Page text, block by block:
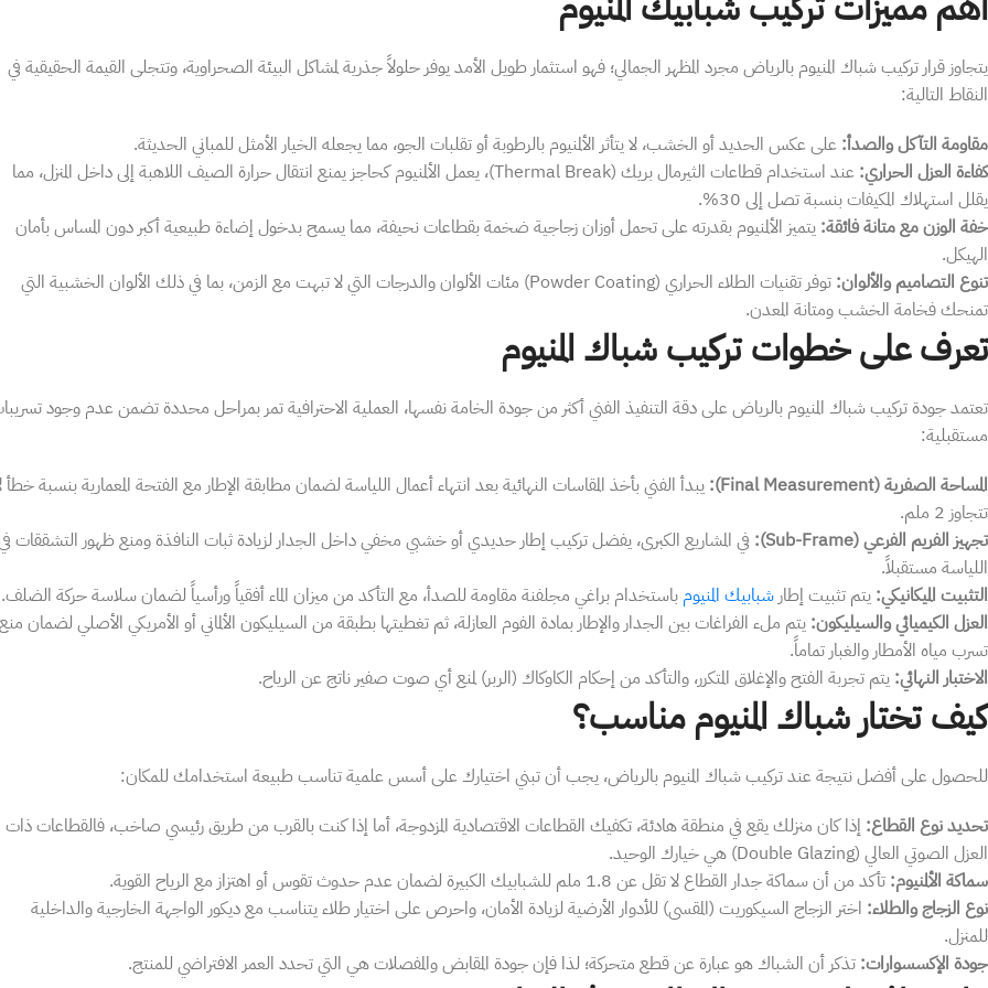
​يتجاوز قرار تركيب شباك المنيوم بالرياض مجرد المظهر الجمالي؛ فهو استثمار طويل الأمد يوفر حلولاً جذرية لمشاكل البيئة الصحراوية، وتتجلى القيمة الحقيقية في
النقاط التالية:
​مقاومة التآكل والصدأ: على عكس الحديد أو الخشب، لا يتأثر الألمنيوم بالرطوبة أو تقلبات الجو، مما يجعله الخيار الأمثل للمباني الحديثة.
​كفاءة العزل الحراري:
عند استخدام قطاعات الثيرمال بريك (Thermal Break)، يعمل الألمنيوم كحاجز يمنع انتقال حرارة الصيف اللاهبة إلى داخل المنزل، مما
يقلل استهلاك المكيفات بنسبة تصل إلى 30%.
​خفة الوزن مع متانة فائقة: يتميز الألمنيوم بقدرته على تحمل أوزان زجاجية ضخمة بقطاعات نحيفة، مما يسمح بدخول إضاءة طبيعية أكبر دون المساس بأمان
الهيكل.
​تنوع التصاميم والألوان:
توفر تقنيات الطلاء الحراري (Powder Coating) مئات الألوان والدرجات التي لا تبهت مع الزمن، بما في ذلك الألوان الخشبية التي
تمنحك فخامة الخشب ومتانة المعدن.
​تعرف على خطوات تركيب شباك المنيوم
​تعتمد جودة تركيب شباك المنيوم بالرياض على دقة التنفيذ الفني أكثر من جودة الخامة نفسها، العملية الاحترافية تمر بمراحل محددة تضمن عدم وجود
مستقبلية:
​المساحة الصفرية (Final Measurement):
يبدأ الفني بأخذ المقاسات النهائية بعد انتهاء أعمال اللياسة لضمان مطابقة الإطار مع الفتحة المعمارية بنسبة خطأ
تتجاوز 2 ملم.
​تجهيز الفريم الفرعي (Sub-Frame):
في المشاريع الكبرى، يفضل تركيب إطار حديدي أو خشبي مخفي داخل الجدار لزيادة ثبات النافذة ومنع ظهور التشققات
اللياسة مستقبلاً.
​التثبيت الميكانيكي: يتم تثبيت إطار شبابيك المنيوم باستخدام براغي مجلفنة مقاومة للصدأ، مع التأكد من ميزان الماء أفقياً ورأسياً لضمان سلاسة حركة الضلف.
​العزل الكيميائي والسيليكون: يتم ملء الفراغات بين الجدار والإطار بمادة الفوم العازلة، ثم تغطيتها بطبقة من السيليكون الألماني أو الأمريكي الأصلي لضمان منع
تسرب مياه الأمطار والغبار تماماً.
​الاختبار النهائي: يتم تجربة الفتح والإغلاق المتكرر، والتأكد من إحكام الكاوكاك (الربر) لمنع أي صوت صفير ناتج عن الرياح.
​كيف تختار شباك المنيوم مناسب؟
​للحصول على أفضل نتيجة عند تركيب شباك المنيوم بالرياض، يجب أن تبني اختيارك على أسس علمية تناسب طبيعة استخدامك للمكان:
​تحديد نوع القطاع: إذا كان منزلك يقع في منطقة هادئة، تكفيك القطاعات الاقتصادية المزدوجة، أما إذا كنت بالقرب من طريق رئيسي صاخب، فالقطاعات ذات
العزل الصوتي العالي (Double Glazing) هي خيارك الوحيد.
​سماكة الألمنيوم: تأكد من أن سماكة جدار القطاع لا تقل عن 1.8 ملم للشبابيك الكبيرة لضمان عدم حدوث تقوس أو اهتزاز مع الرياح القوية.
​نوع الزجاج والطلاء: اختر الزجاج السيكوريت (المقسى) للأدوار الأرضية لزيادة الأمان، واحرص على اختيار طلاء يتناسب مع ديكور الواجهة الخارجية والداخلية
للمنزل.
​جودة الإكسسوارات: تذكر أن الشباك هو عبارة عن قطع متحركة؛ لذا فإن جودة المقابض والمفصلات هي التي تحدد العمر الافتراضي للمنتج.